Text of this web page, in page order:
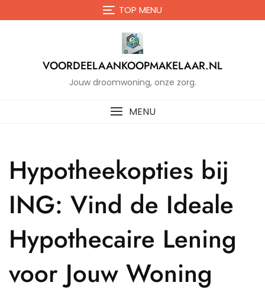
de
TOP MENU
VOORDEELAANKOOPMAKELAAR.NL
Jouw droomwoning, onze zorg.
MENU
Hypotheekopties bij
ING: Vind de Ideale
Hypothecaire Lening
voor Jouw Woning